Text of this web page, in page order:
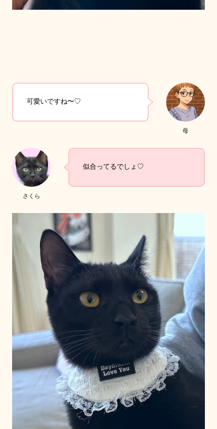
母
可愛いですね〜♡
さくら
似合ってるでしょ♡